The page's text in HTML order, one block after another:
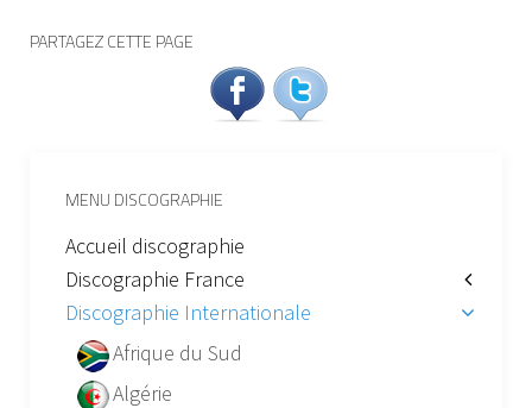
PARTAGEZ CETTE PAGE
MENU DISCOGRAPHIE
Accueil discographie
Discographie France
Discographie Internationale
Afrique du Sud
Algérie